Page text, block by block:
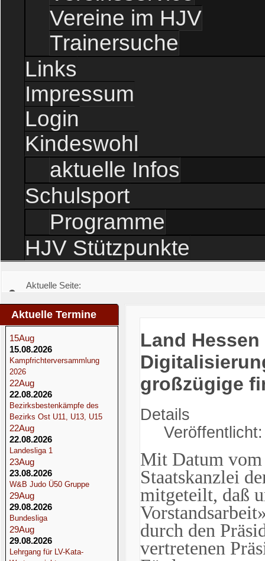
Vereine im HJV
Trainersuche
Links
Impressum
Login
Kindeswohl
aktuelle Infos
Schulsport
Programme
HJV Stützpunkte
Aktuelle Seite:
Startseite
Verband
Nachrichten
Aktuelle Meldeübersicht: HEM U15 und HVMM U13, HJP
Aktuelle Termine
15Aug
15.08.2026
Kampfrichterversammlung
2026
22Aug
22.08.2026
Bezirksbestenkämpfe des
Bezirks Ost U11, U13, U15
22Aug
22.08.2026
Landesliga 1
23Aug
23.08.2026
W&B Judo Ü50 Gruppe
29Aug
29.08.2026
Bundesliga
29Aug
29.08.2026
Lehrgang für LV-Kata-
Land
großzügige
Details
Mit Datum vom
Staatskanzlei
mitgeteilt, daß
durch den
vertretenen